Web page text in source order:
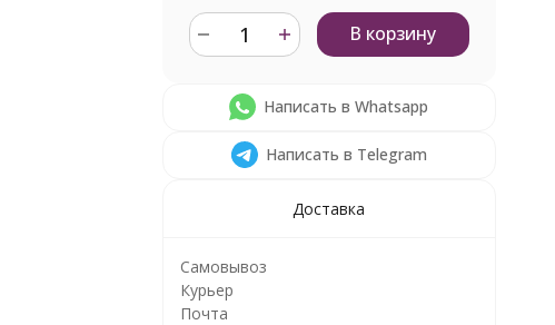
В корзину
Написать в Whatsapp
Написать в Telegram
Доставка
Самовывоз
Курьер
Почта